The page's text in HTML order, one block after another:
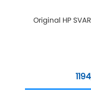
Original HP